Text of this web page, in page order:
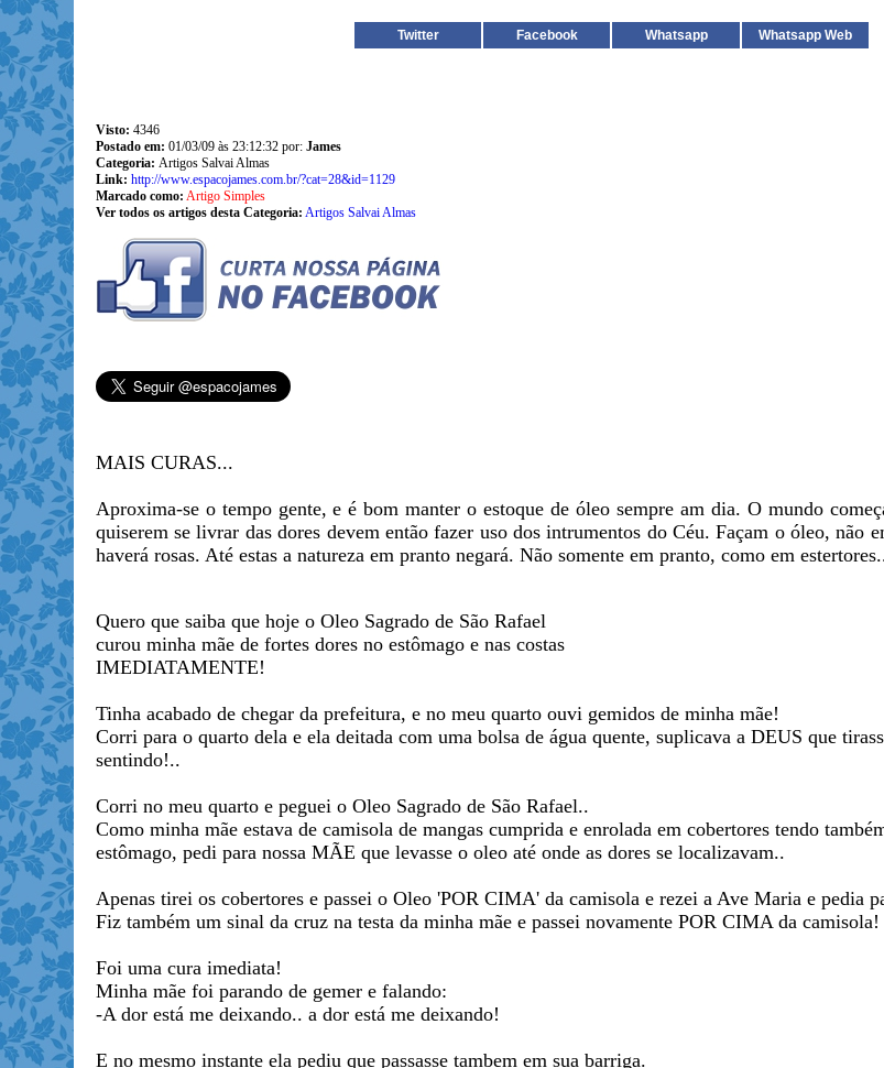
Twitter Facebook Whatsapp Whatsapp Web
Visto: 4346
Postado em: 01/03/09 às 23:12:32 por: James
Categoria: Artigos Salvai Almas
Link: http://www.espacojames.com.br/?cat=28&id=1129
Marcado como: Artigo Simples
Ver todos os artigos desta Categoria: Artigos Salvai Almas
MAIS CURAS...
Aproxima-se o tempo gente, e é bom manter o estoque de óleo sempre am dia. O mundo
quiserem se livrar das dores devem então fazer uso dos intrumentos do Céu. Façam o óleo, não
haverá rosas. Até estas a natureza em pranto negará. Não somente em pranto, como em
Quero que saiba que hoje o Oleo Sagrado de São Rafael
curou minha mãe de fortes dores no estômago e nas costas
IMEDIATAMENTE!
Tinha acabado de chegar da prefeitura, e no meu quarto ouvi gemidos de minha mãe!
Corri para o quarto dela e ela deitada com uma bolsa de água quente, suplicava a DEUS que
sentindo!..
Corri no meu quarto e peguei o Oleo Sagrado de São Rafael..
Como minha mãe estava de camisola de mangas cumprida e enrolada em cobertores tendo
estômago, pedi para nossa MÃE que levasse o oleo até onde as dores se localizavam..
Apenas tirei os cobertores e passei o Oleo 'POR CIMA' da camisola e rezei a Ave Maria e pedia
Fiz também um sinal da cruz na testa da minha mãe e passei novamente POR CIMA da camisola!
Foi uma cura imediata!
Minha mãe foi parando de gemer e falando:
-A dor está me deixando.. a dor está me deixando!
E no mesmo instante ela pediu que passasse tambem em sua barriga.